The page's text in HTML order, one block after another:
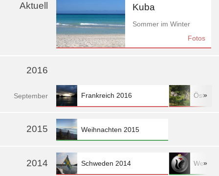
Aktuell Kuba
Sommer im Winter
Fotos
2016
September Frankreich 2016 »
2015 Weihnachten 2015
»
2014 Schweden 2014 »